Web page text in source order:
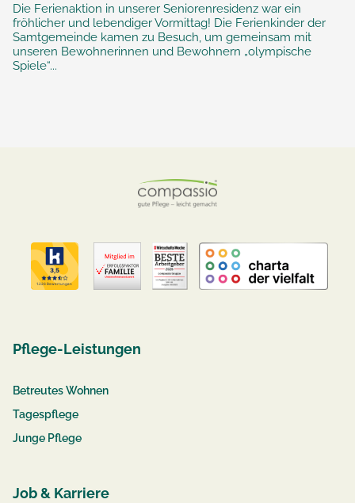
Die Ferienaktion in unserer Seniorenresidenz war ein
fröhlicher und lebendiger Vormittag! Die Ferienkinder der
Samtgemeinde kamen zu Besuch, um gemeinsam mit
unseren Bewohnerinnen und Bewohnern „olympische
Spiele“...
Pflege-Leistungen
Betreutes Wohnen
Tagespflege
Junge Pflege
Job & Karriere